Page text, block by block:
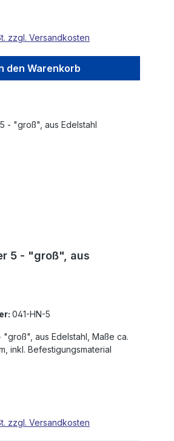
zzgl. Versandkosten
den Warenkorb
5 - "groß", aus
041-HN-5
"groß", aus Edelstahl, Maße ca.
inkl. Befestigungsmaterial
zzgl. Versandkosten